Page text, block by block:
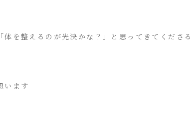
体を整えるのが先決かな？」と思ってきてくださる
います